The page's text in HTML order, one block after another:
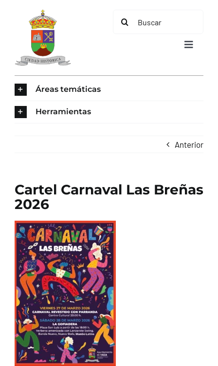
contenido
Buscar:
Toggle
TURISMO
CONTACTO
Áreas temáticas
Herramientas
Anterior
Cartel Carnaval Las Breñas
2026